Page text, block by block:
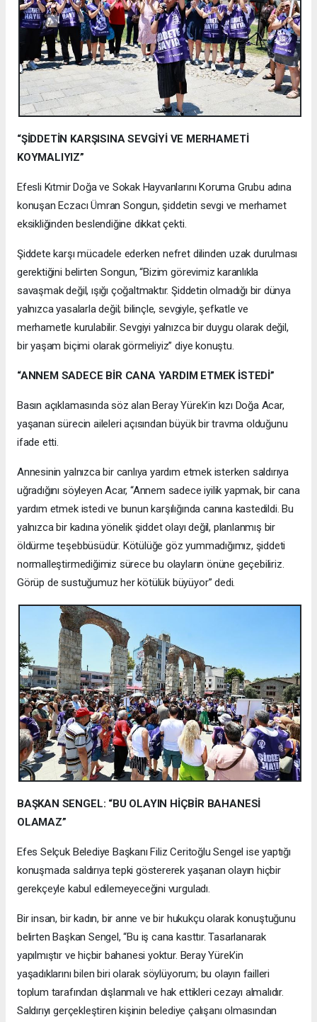
“ŞİDDETİN KARŞISINA SEVGİYİ VE MERHAMETİ
KOYMALIYIZ”
Efesli Kıtmir Doğa ve Sokak Hayvanlarını Koruma Grubu adına
konuşan Eczacı Ümran Songun, şiddetin sevgi ve merhamet
eksikliğinden beslendiğine dikkat çekti.
Şiddete karşı mücadele ederken nefret dilinden uzak durulması
gerektiğini belirten Songun, “Bizim görevimiz karanlıkla
savaşmak değil, ışığı çoğaltmaktır. Şiddetin olmadığı bir dünya
yalnızca yasalarla değil; bilinçle, sevgiyle, şefkatle ve
merhametle kurulabilir. Sevgiyi yalnızca bir duygu olarak değil,
bir yaşam biçimi olarak görmeliyiz” diye konuştu.
“ANNEM SADECE BİR CANA YARDIM ETMEK İSTEDİ”
Basın açıklamasında söz alan Beray Yürek’in kızı Doğa Acar,
yaşanan sürecin aileleri açısından büyük bir travma olduğunu
ifade etti.
Annesinin yalnızca bir canlıya yardım etmek isterken saldırıya
uğradığını söyleyen Acar, “Annem sadece iyilik yapmak, bir cana
yardım etmek istedi ve bunun karşılığında canına kastedildi. Bu
yalnızca bir kadına yönelik şiddet olayı değil, planlanmış bir
öldürme teşebbüsüdür. Kötülüğe göz yummadığımız, şiddeti
normalleştirmediğimiz sürece bu olayların önüne geçebiliriz.
Görüp de sustuğumuz her kötülük büyüyor” dedi.
BAŞKAN SENGEL: “BU OLAYIN HİÇBİR BAHANESİ
OLAMAZ”
Efes Selçuk Belediye Başkanı Filiz Ceritoğlu Sengel ise yaptığı
konuşmada saldırıya tepki göstererek yaşanan olayın hiçbir
gerekçeyle kabul edilemeyeceğini vurguladı.
Bir insan, bir kadın, bir anne ve bir hukukçu olarak konuştuğunu
belirten Başkan Sengel, “Bu iş cana kasttır. Tasarlanarak
yapılmıştır ve hiçbir bahanesi yoktur. Beray Yürek’in
yaşadıklarını bilen biri olarak söylüyorum; bu olayın failleri
toplum tarafından dışlanmalı ve hak ettikleri cezayı almalıdır.
Saldırıyı gerçekleştiren kişinin belediye çalışanı olmasından